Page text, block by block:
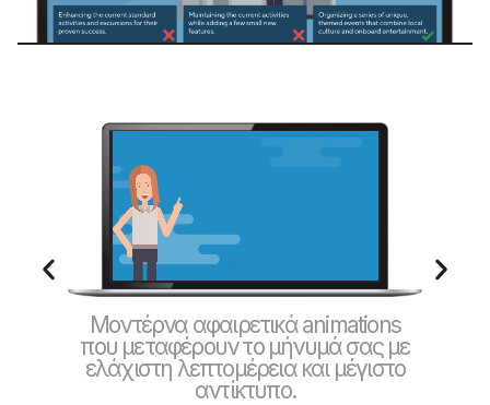
Μοντέρνα αφαιρετικά animations
που μεταφέρουν το μήνυμά σας με
ελάχιστη λεπτομέρεια και μέγιστο
αντίκτυπο.